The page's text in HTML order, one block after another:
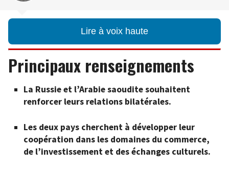
Lire à voix haute
Principaux renseignements
La Russie et l’Arabie saoudite souhaitent
renforcer leurs relations bilatérales.
Les deux pays cherchent à développer leur
coopération dans les domaines du commerce,
de l’investissement et des échanges culturels.